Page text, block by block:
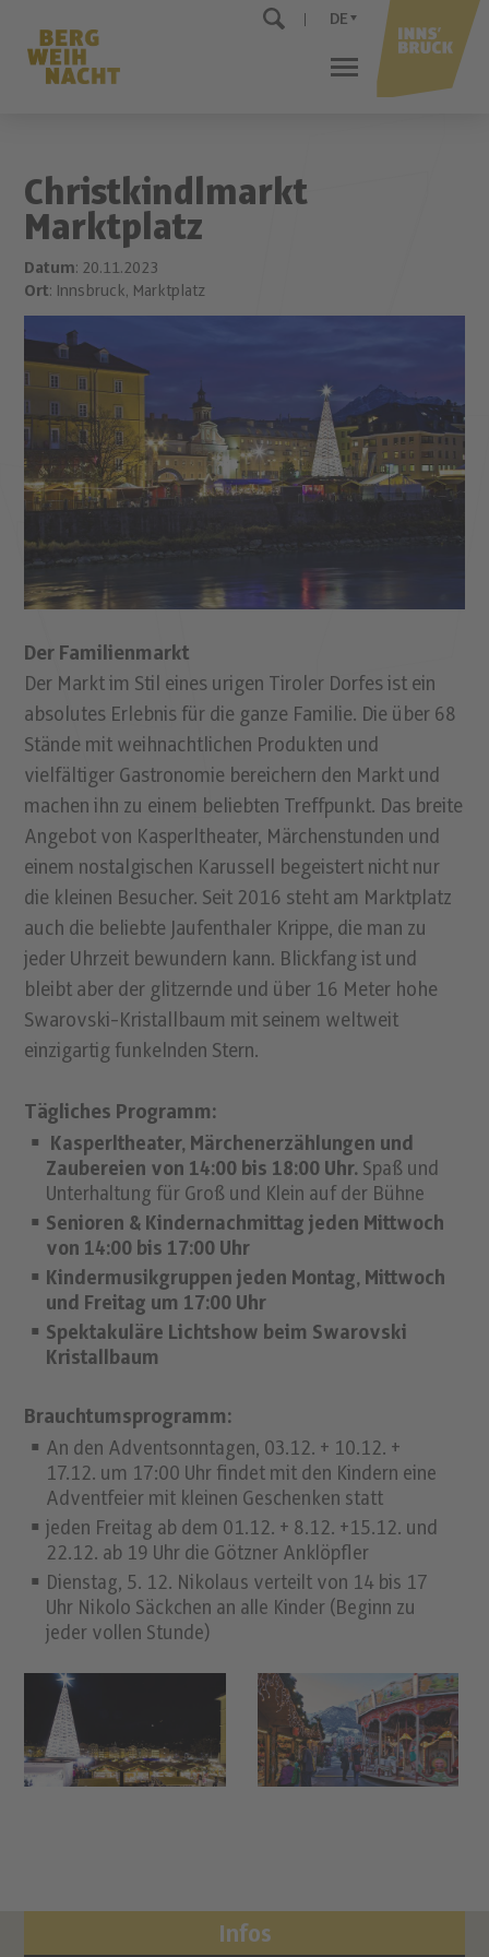
DE
Christkindlmarkt
Marktplatz
Datum: 20.11.2023
Ort: Innsbruck, Marktplatz
Der Familienmarkt
Der Markt im Stil eines urigen Tiroler Dorfes ist ein
absolutes Erlebnis für die ganze Familie. Die über 68
Stände mit weihnachtlichen Produkten und
vielfältiger Gastronomie bereichern den Markt und
machen ihn zu einem beliebten Treffpunkt. Das breite
Angebot von Kasperltheater, Märchenstunden und
einem nostalgischen Karussell begeistert nicht nur
die kleinen Besucher. Seit 2016 steht am Marktplatz
auch die beliebte Jaufenthaler Krippe, die man zu
jeder Uhrzeit bewundern kann. Blickfang ist und
bleibt aber der glitzernde und über 16 Meter hohe
Swarovski-Kristallbaum mit seinem weltweit
einzigartig funkelnden Stern.
Tägliches Programm:
Kasperltheater, Märchenerzählungen und
Zaubereien von 14:00 bis 18:00 Uhr. Spaß und
Unterhaltung für Groß und Klein auf der Bühne
Senioren & Kindernachmittag jeden Mittwoch
von 14:00 bis 17:00 Uhr
Kindermusikgruppen jeden Montag, Mittwoch
und Freitag um 17:00 Uhr
Spektakuläre Lichtshow beim Swarovski
Kristallbaum
Brauchtumsprogramm:
An den Adventsonntagen, 03.12. + 10.12. +
17.12. um 17:00 Uhr findet mit den Kindern eine
Adventfeier mit kleinen Geschenken statt
jeden Freitag ab dem 01.12. + 8.12. +15.12. und
22.12. ab 19 Uhr die Götzner Anklöpfler
Dienstag, 5. 12. Nikolaus verteilt von 14 bis 17
Uhr Nikolo Säckchen an alle Kinder (Beginn zu
jeder vollen Stunde)
Infos